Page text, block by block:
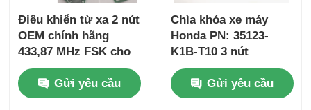
Điều khiển từ xa 2 nút
OEM chính hãng
433,87 MHz FSK cho
Su-zuki Jim-ny 2005-
2017 Không có chip
37182-A7 Chỉ điều
Gửi yêu cầu
Chìa khóa xe máy
Honda PN: 35123-
K1B-T10 3 nút
FSK433.92MHz
ID47chip từ xa
Gửi yêu cầu